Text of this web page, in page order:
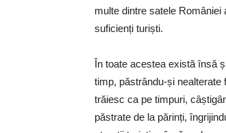
multe dintre satele
suficienți turiști.
În toate acestea există însă
timp, păstrându-și
trăiesc ca pe timpuri,
păstrate de la părinți,